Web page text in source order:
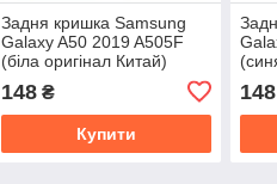
Задня кришка Samsung
Galaxy A50 2019 A505F
(біла оригінал Китай)
148₴
Купити
148